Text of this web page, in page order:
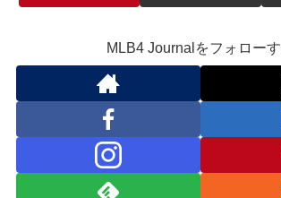
MLB4 Journalをフォロー